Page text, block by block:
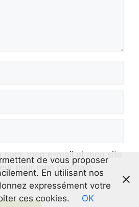
nom, mon e-mail et mon site
pour mon prochain
de vous proposer
En utilisant nos
expressément votre
ces cookies.
OK